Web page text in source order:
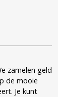
zamelen geld
de mooie
Je kunt